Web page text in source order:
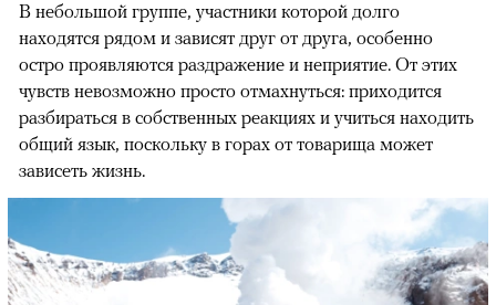
В небольшой группе, участники которой долго
находятся рядом и зависят друг от друга, особенно
остро проявляются раздражение и неприятие. От этих
чувств невозможно просто отмахнуться: приходится
разбираться в собственных реакциях и учиться находить
общий язык, поскольку в горах от товарища может
зависеть жизнь.